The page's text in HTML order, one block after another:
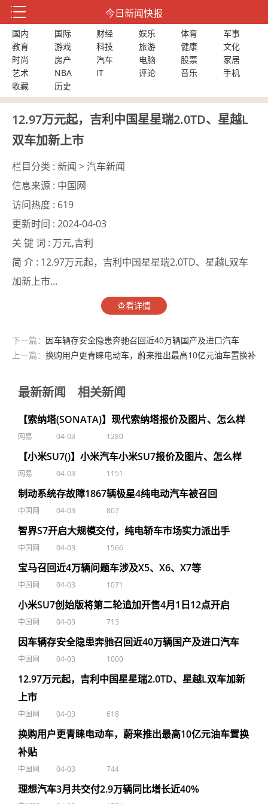
今日新闻快报
国内 国际 财经 娱乐 体育
军事
教育
游戏 科技 旅游 健康
文化
时尚
房产 汽车 电脑 股票
家居
艺术
NBA IT 评论 音乐
手机
收藏
历史
12.97万元起，吉利中国星星瑞2.0TD、星越L
双车加新上市
栏目分类 : 新闻 > 汽车新闻
信息来源 : 中国网
访问热度 : 619
更新时间 : 2024-04-03
关 键 词 : 万元,吉利
简 介 : 12.97万元起，吉利中国星星瑞2.0TD、星越L双车
加新上市...
查看详情
下一篇： 因车辆存安全隐患奔驰召回近40万辆国产及进口汽车
上一篇： 换购用户更青睐电动车，蔚来推出最高10亿元油车置换补
最新新闻 相关新闻
【索纳塔(SONATA)】现代索纳塔报价及图片、怎么样
网易 04-03 1280
【小米SU7()】小米汽车小米SU7报价及图片、怎么样
网易 04-03 1151
制动系统存故障1867辆极星4纯电动汽车被召回
中国网 04-03 807
智界S7开启大规模交付，纯电轿车市场实力派出手
中国网 04-03 1566
宝马召回近4万辆问题车涉及X5、X6、X7等
中国网 04-03 1071
小米SU7创始版将第二轮追加开售4月1日12点开启
中国网 04-03 713
因车辆存安全隐患奔驰召回近40万辆国产及进口汽车
中国网 04-03 1000
12.97万元起，吉利中国星星瑞2.0TD、星越L双车加新
上市
中国网 04-03 618
换购用户更青睐电动车，蔚来推出最高10亿元油车置换
补贴
中国网 04-03 744
理想汽车3月共交付2.9万辆同比增长近40%